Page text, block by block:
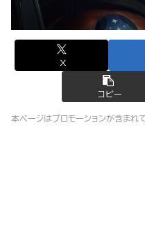
X
コピー
本ページはプロモーションが含まれ